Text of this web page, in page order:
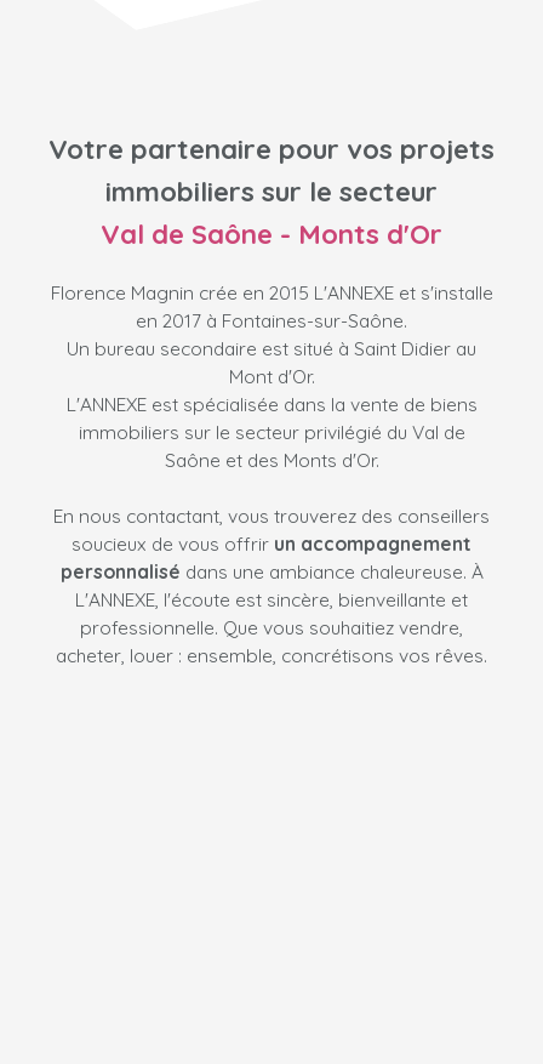
Votre partenaire pour vos projets
immobiliers sur le secteur
Val de Saône - Monts d'Or
Florence Magnin crée en 2015 L'ANNEXE et s'installe
en 2017 à Fontaines-sur-Saône.
Un bureau secondaire est situé à Saint Didier au
Mont d'Or.
L'ANNEXE est spécialisée dans la vente de biens
immobiliers sur le secteur privilégié du Val de
Saône et des Monts d'Or.
En nous contactant, vous trouverez des conseillers
soucieux de vous offrir un accompagnement
personnalisé dans une ambiance chaleureuse. À
L'ANNEXE, l'écoute est sincère, bienveillante et
professionnelle. Que vous souhaitiez vendre,
acheter, louer : ensemble, concrétisons vos rêves.